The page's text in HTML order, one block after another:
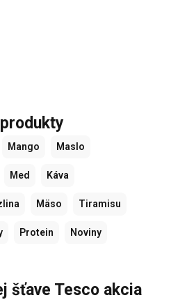
Mango Maslo
Med Káva
Mäso Tiramisu
Protein Noviny
šťave Tesco akcia